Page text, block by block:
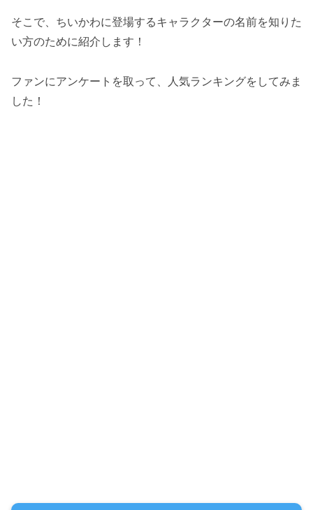
そこで、ちいかわに登場するキャラクターの名前を知りた
い方のために紹介します！
ファンにアンケートを取って、人気ランキングをしてみま
した！